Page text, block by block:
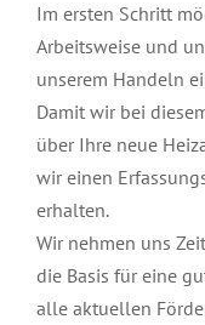
Im ersten Schritt
Arbeitsweise und
unserem Handeln
Damit wir bei
über Ihre neue
wir einen
erhalten.
Wir nehmen uns
die Basis für eine
alle aktuellen